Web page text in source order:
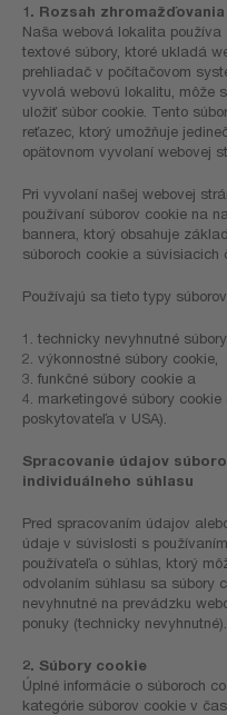
1. Rozsah
Naša webová lokalita používa
textové súbory, ktoré ukladá
prehliadač v počítačovom
vyvolá webovú lokalitu, môže
uložiť súbor cookie. Tento
reťazec, ktorý umožňuje
opätovnom vyvolaní webovej
Pri vyvolaní našej webovej
používaní súborov cookie na
bannera, ktorý obsahuje
súboroch cookie a súvisiacich
Používajú sa tieto typy
1. technicky nevyhnutné
2. výkonnostné súbory cookie,
3. funkčné súbory cookie a
4. marketingové súbory
poskytovateľa v USA).
Spracovanie údajov
individuálneho súhlasu
Pred spracovaním údajov
údaje v súvislosti s
používateľa o súhlas, ktorý
odvolaním súhlasu sa súbory
nevyhnutné na prevádzku
ponuky (technicky nevyhnutné).
2. Súbory cookie
Úplné informácie o súboroch
kategórie súborov cookie v